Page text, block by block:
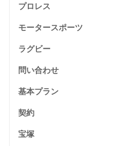
プロレス
モータースポーツ
ラグビー
問い合わせ
基本プラン
契約
宝塚